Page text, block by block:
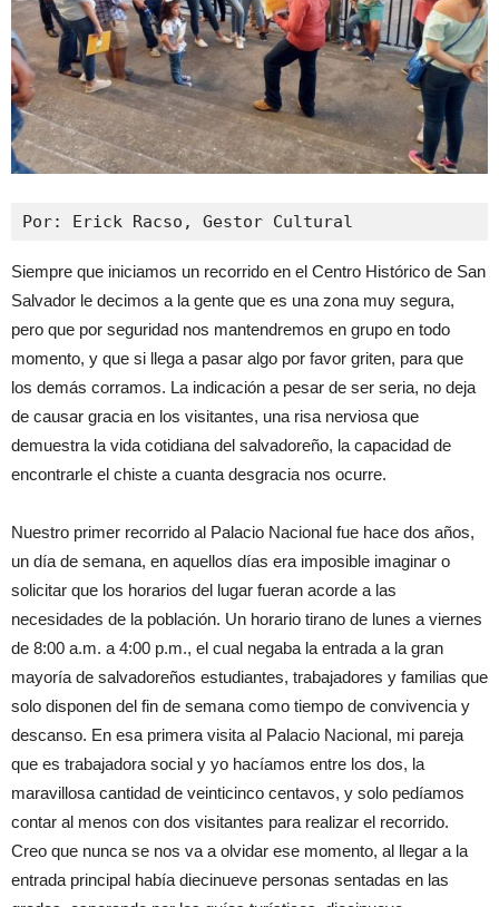
Por: Erick Racso, Gestor Cultural
Siempre que iniciamos un recorrido en el Centro Histórico de San
Salvador le decimos a la gente que es una zona muy segura,
pero que por seguridad nos mantendremos en grupo en todo
momento, y que si llega a pasar algo por favor griten, para que
los demás corramos. La indicación a pesar de ser seria, no deja
de causar gracia en los visitantes, una risa nerviosa que
demuestra la vida cotidiana del salvadoreño, la capacidad de
encontrarle el chiste a cuanta desgracia nos ocurre.
Nuestro primer recorrido al Palacio Nacional fue hace dos años,
un día de semana, en aquellos días era imposible imaginar o
solicitar que los horarios del lugar fueran acorde a las
necesidades de la población. Un horario tirano de lunes a viernes
de 8:00 a.m. a 4:00 p.m., el cual negaba la entrada a la gran
mayoría de salvadoreños estudiantes, trabajadores y familias que
solo disponen del fin de semana como tiempo de convivencia y
descanso. En esa primera visita al Palacio Nacional, mi pareja
que es trabajadora social y yo hacíamos entre los dos, la
maravillosa cantidad de veinticinco centavos, y solo pedíamos
contar al menos con dos visitantes para realizar el recorrido.
Creo que nunca se nos va a olvidar ese momento, al llegar a la
entrada principal había diecinueve personas sentadas en las